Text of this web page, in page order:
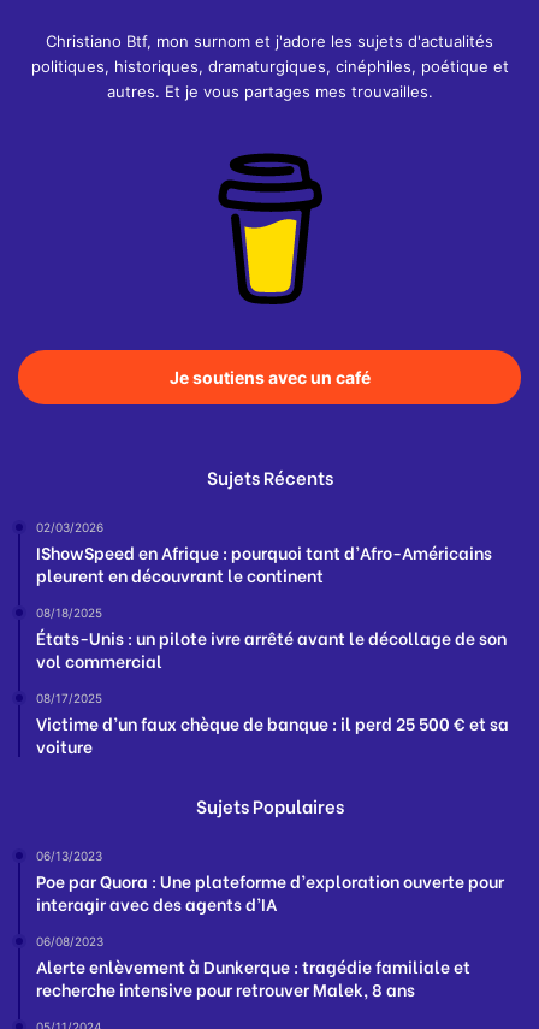
Christiano Btf, mon surnom et j'adore les sujets d'actualités
politiques, historiques, dramaturgiques, cinéphiles, poétique et
autres. Et je vous partages mes trouvailles.
Je soutiens avec un café
Sujets Récents
02/03/2026
IShowSpeed en Afrique : pourquoi tant d’Afro-Américains
pleurent en découvrant le continent
08/18/2025
États-Unis : un pilote ivre arrêté avant le décollage de son
vol commercial
08/17/2025
Victime d’un faux chèque de banque : il perd 25 500 € et sa
voiture
Sujets Populaires
06/13/2023
Poe par Quora : Une plateforme d’exploration ouverte pour
interagir avec des agents d’IA
06/08/2023
Alerte enlèvement à Dunkerque : tragédie familiale et
recherche intensive pour retrouver Malek, 8 ans